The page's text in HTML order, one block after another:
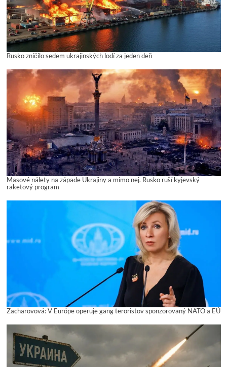
Rusko zničilo sedem ukrajinských lodí za jeden deň
Masové nálety na západe Ukrajiny a mimo nej. Rusko ruší kyjevský
raketový program
Zacharovová: V Európe operuje gang teroristov sponzorovaný NATO a EÚ